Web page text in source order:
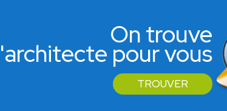
On trouve
pour vous
TROUVER